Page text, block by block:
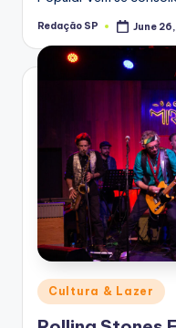
Posted
Redação SP June
Posted
in
Cultura & Lazer